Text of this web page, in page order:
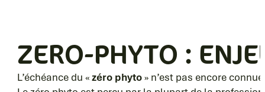
ZERO-PHYTO :
L’échéance du «zéro phyto» n’est pas encore